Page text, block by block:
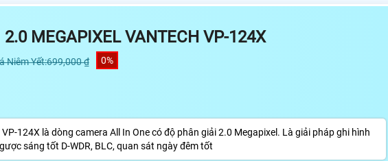
MEGAPIXEL VANTECH VP-124X
Niêm Yết:699,000 ₫ 0%
124X là dòng camera All In One có độ phân giải 2.0 Megapixel. Là giải pháp ghi hình
sáng tốt D-WDR, BLC, quan sát ngày đêm tốt